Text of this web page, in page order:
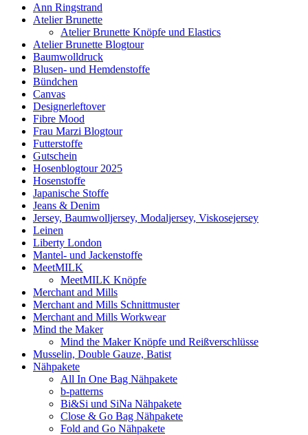
Ann Ringstrand
Atelier Brunette
Atelier Brunette Knöpfe und Elastics
Atelier Brunette Blogtour
Baumwolldruck
Blusen- und Hemdenstoffe
Bündchen
Canvas
Designerleftover
Fibre Mood
Frau Marzi Blogtour
Futterstoffe
Gutschein
Hosenblogtour 2025
Hosenstoffe
Japanische Stoffe
Jeans & Denim
Jersey, Baumwolljersey, Modaljersey, Viskosejersey
Leinen
Liberty London
Mantel- und Jackenstoffe
MeetMILK
MeetMILK Knöpfe
Merchant and Mills
Merchant and Mills Schnittmuster
Merchant and Mills Workwear
Mind the Maker
Mind the Maker Knöpfe und Reißverschlüsse
Musselin, Double Gauze, Batist
Nähpakete
All In One Bag Nähpakete
b-patterns
Bi&Si und SiNa Nähpakete
Close & Go Bag Nähpakete
Fold and Go Nähpakete